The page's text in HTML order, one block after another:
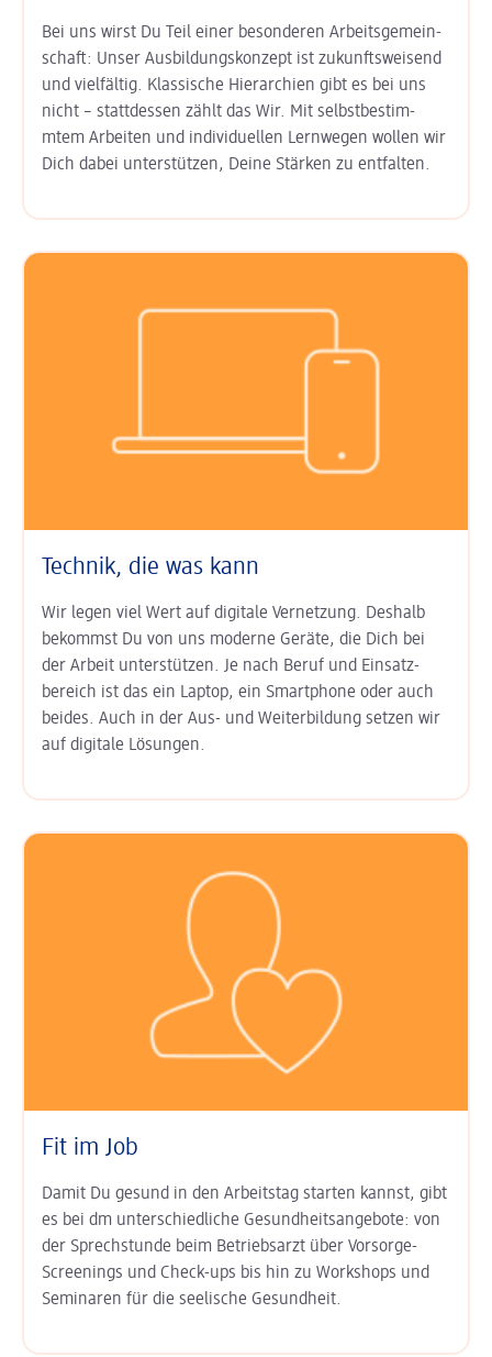
Bei uns wirst Du Teil einer besonderen Arbeits­gemein­
schaft: Unser Aus­bildungs­konzept ist zukunfts­weisend
und vielfältig. Klas­sische Hierarchien gibt es bei uns
nicht – statt­dessen zählt das Wir. Mit selbst­bestim­
mtem Arbeiten und indi­viduel­len Lern­wegen wollen wir
Dich dabei unter­stützen, Deine Stärken zu entfalten.
Technik, die was kann
Wir legen viel Wert auf digitale Ver­netzung. Deshalb
bekommst Du von uns moderne Geräte, die Dich bei
der Arbeit unter­stützen. Je nach Beruf und Einsatz­
bereich ist das ein Laptop, ein Smart­phone oder auch
beides. Auch in der Aus- und Weiter­bildung setzen wir
auf digitale Lösungen.
Fit im Job
Damit Du gesund in den Arbeits­tag starten kannst, gibt
es bei dm unter­schied­liche Gesundheits­angebote: von
der Sprech­stunde beim Betriebs­arzt über Vor­sorge-
Screenings und Check-ups bis hin zu Work­shops und
Semi­naren für die seelische Gesund­heit.